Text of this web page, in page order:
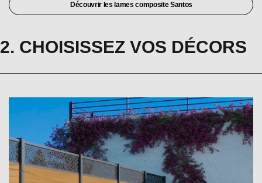
Découvrir les lames composite Santos
2. CHOISISSEZ VOS DÉCORS